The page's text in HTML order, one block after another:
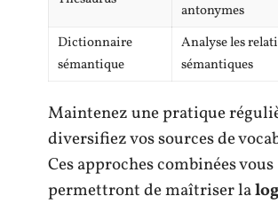
antonymes
Dictionnaire
sémantique
Analyse les
sémantiques
Maintenez une pratique
diversifiez vos sources de
Ces approches combinées vous
permettront de maîtriser la